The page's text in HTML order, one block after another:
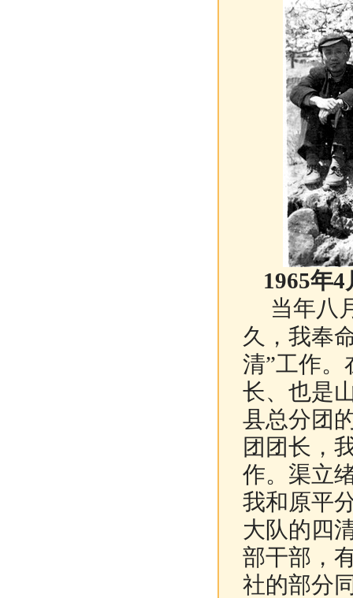
1965年4
当年八
久，我奉
清”工作。
长、也是
县总分团
团团长，
作。渠立
我和原平
大队的四
部干部，
社的部分